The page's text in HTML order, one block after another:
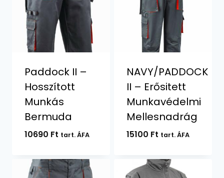
Paddock II –
Hosszított
Munkás
Bermuda
10690 Ft tart. ÁFA
NAVY/PADDOCK
II – Erősitett
Munkavédelmi
Mellesnadrág
15100 Ft tart. ÁFA